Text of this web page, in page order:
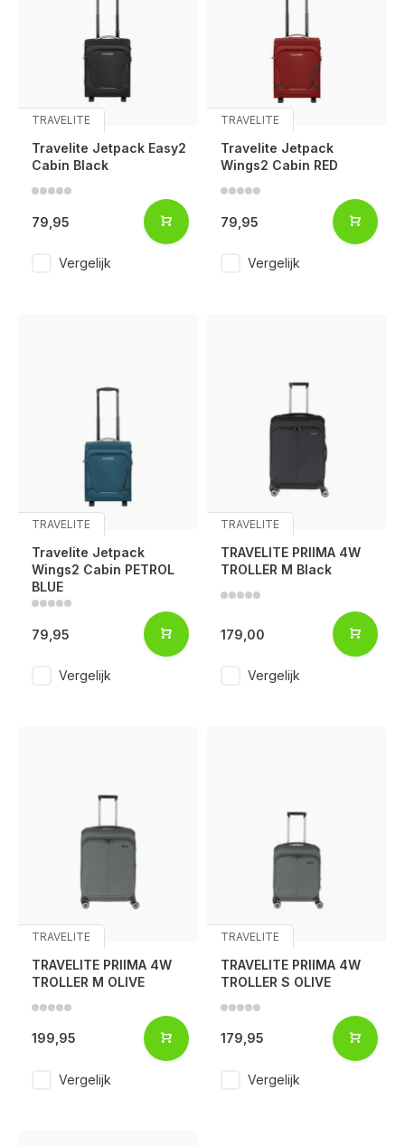
TRAVELITE
Travelite Jetpack Easy2
Cabin Black
79,95
Vergelijk
TRAVELITE
Travelite Jetpack
Wings2 Cabin RED
79,95
Vergelijk
TRAVELITE
Travelite Jetpack
Wings2 Cabin PETROL
BLUE
79,95
Vergelijk
TRAVELITE
TRAVELITE PRIIMA 4W
TROLLER M Black
179,00
Vergelijk
TRAVELITE
TRAVELITE PRIIMA 4W
TROLLER M OLIVE
199,95
Vergelijk
TRAVELITE
TRAVELITE PRIIMA 4W
TROLLER S OLIVE
179,95
Vergelijk